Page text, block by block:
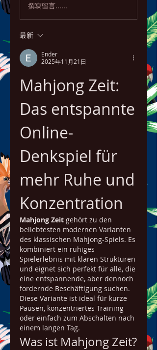
撰寫留言......
最新
Ender
2025年11月21日
Mahjong Zeit:
Das entspannte
Online-
Denkspiel für
mehr Ruhe und
Konzentration
Mahjong Zeit gehört zu den
beliebtesten modernen Varianten
des klassischen Mahjong-Spiels. Es
kombiniert ein ruhiges
Spielerlebnis mit klaren Strukturen
und eignet sich perfekt für alle, die
eine entspannende, aber dennoch
fordernde Beschäftigung suchen.
Diese Variante ist ideal für kurze
Pausen, konzentriertes Training
oder einfach zum Abschalten nach
einem langen Tag.
Was ist Mahjong Zeit?